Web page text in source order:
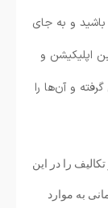
و به جای
اپلیکیشن و
و آن‌ها را
را در این
به موارد